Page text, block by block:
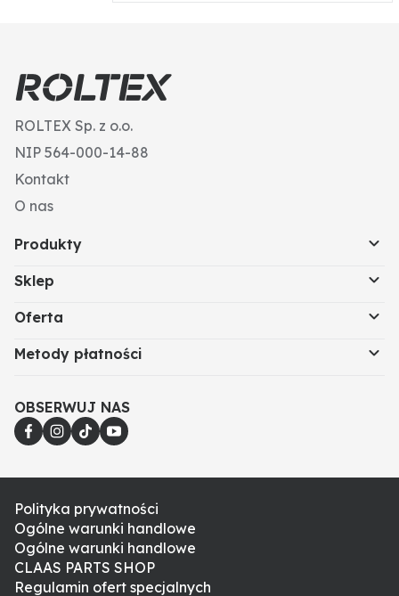
ROLTEX Sp. z o.o.
NIP 564-000-14-88
Kontakt
O nas
Produkty
Sklep
Oferta
Metody płatności
OBSERWUJ NAS
Polityka prywatności
Ogólne warunki handlowe
Ogólne warunki handlowe
CLAAS PARTS SHOP
Regulamin ofert specjalnych